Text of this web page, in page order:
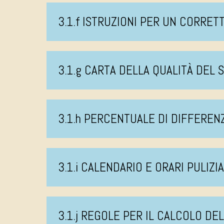
3.1.f ISTRUZIONI PER UN
3.1.g CARTA DELLA QUALITÀ DEL
3.1.h PERCENTUALE DI
3.1.i CALENDARIO E ORARI
3.1.j REGOLE PER IL CALCOLO